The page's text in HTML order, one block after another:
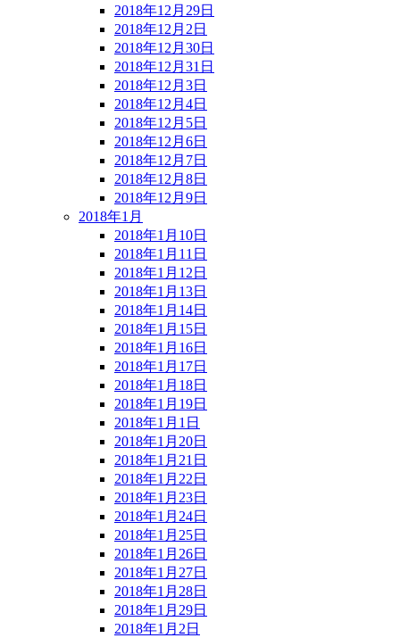
2018年12月29日
2018年12月2日
2018年12月30日
2018年12月31日
2018年12月3日
2018年12月4日
2018年12月5日
2018年12月6日
2018年12月7日
2018年12月8日
2018年12月9日
2018年1月
2018年1月10日
2018年1月11日
2018年1月12日
2018年1月13日
2018年1月14日
2018年1月15日
2018年1月16日
2018年1月17日
2018年1月18日
2018年1月19日
2018年1月1日
2018年1月20日
2018年1月21日
2018年1月22日
2018年1月23日
2018年1月24日
2018年1月25日
2018年1月26日
2018年1月27日
2018年1月28日
2018年1月29日
2018年1月2日